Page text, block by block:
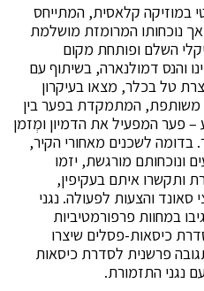
במוזיקה קלאסית, המתייחס
נוכחותו המרומזת מושלמת
השלם ופותחת מקום
והנס דמולנארה, בשיתוף עם
טל בכלר, מצאו בעיקרון
משותפת, המתמקדת בפער בין
– פער המפעיל את הדמיון ומְזמן
בדומה לשכנים מאחורי הקיר,
ונוכחותם מורגשת, יזמו
ותקשרו איתם בעקיפין,
והצעות לפעולה. נגני
במחוות פרפורמטיביות
כיסאות-פסלים שיצרו
פרשנית לסדרת כיסאות
נגני התזמורת.